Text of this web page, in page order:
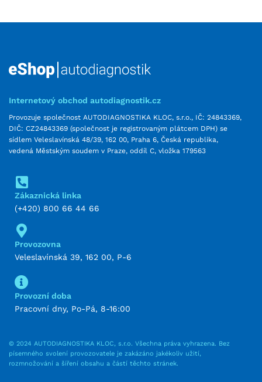
Internetový obchod autodiagnostik.cz
Provozuje společnost AUTODIAGNOSTIKA KLOC, s.r.o., IČ: 24843369,
DIČ: CZ24843369 (společnost je registrovaným plátcem DPH) se
sídlem Veleslavínská 48/39, 162 00, Praha 6, Česká republika,
vedená Městským soudem v Praze, oddíl C, vložka 179563
Zákaznická linka
(+420) 800 66 44 66
Provozovna
Veleslavínská 39, 162 00, P-6
Provozní doba
Pracovní dny, Po-Pá, 8-16:00
© 2024 AUTODIAGNOSTIKA KLOC, s.r.o. Všechna práva vyhrazena. Bez
písemného svolení provozovatele je zakázáno jakékoliv užití,
rozmnožování a šíření obsahu a částí těchto stránek.